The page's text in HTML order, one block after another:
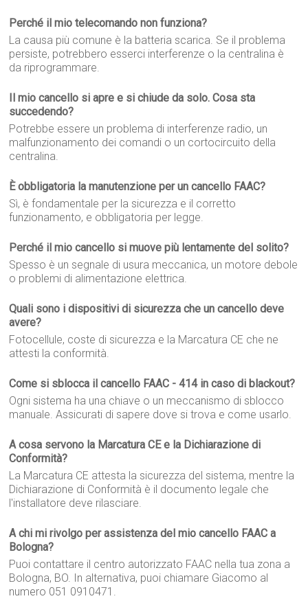
Perché il mio telecomando non funziona?
La causa più comune è la batteria scarica. Se il problema
persiste, potrebbero esserci interferenze o la centralina è
da riprogrammare.
Il mio cancello si apre e si chiude da solo. Cosa sta
succedendo?
Potrebbe essere un problema di interferenze radio, un
malfunzionamento dei comandi o un cortocircuito della
centralina.
È obbligatoria la manutenzione per un cancello FAAC?
Sì, è fondamentale per la sicurezza e il corretto
funzionamento, e obbligatoria per legge.
Perché il mio cancello si muove più lentamente del solito?
Spesso è un segnale di usura meccanica, un motore debole
o problemi di alimentazione elettrica.
Quali sono i dispositivi di sicurezza che un cancello deve
avere?
Fotocellule, coste di sicurezza e la Marcatura CE che ne
attesti la conformità.
Come si sblocca il cancello FAAC - 414 in caso di blackout?
Ogni sistema ha una chiave o un meccanismo di sblocco
manuale. Assicurati di sapere dove si trova e come usarlo.
A cosa servono la Marcatura CE e la Dichiarazione di
Conformità?
La Marcatura CE attesta la sicurezza del sistema, mentre la
Dichiarazione di Conformità è il documento legale che
l'installatore deve rilasciare.
A chi mi rivolgo per assistenza del mio cancello FAAC a
Bologna?
Puoi contattare il centro autorizzato FAAC nella tua zona a
Bologna, BO. In alternativa, puoi chiamare Giacomo al
numero 051 0910471.